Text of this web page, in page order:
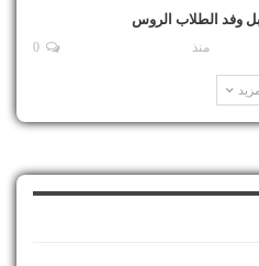
وفد الطلاب الروس
منذ